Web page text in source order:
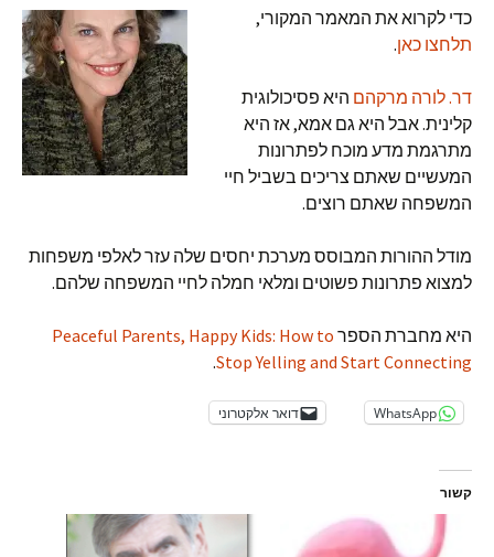
כדי לקרוא את המאמר המקורי,
תלחצו כאן.
דר. לורה מרקהם היא פסיכולוגית
קלינית. אבל היא גם אמא, אז היא
מתרגמת מדע מוכח לפתרונות
המעשיים שאתם צריכים בשביל חיי
המשפחה שאתם רוצים.
מודל ההורות המבוסס מערכת יחסים שלה עזר לאלפי משפחות
למצוא פתרונות פשוטים ומלאי חמלה לחיי המשפחה שלהם.
היא מחברת הספר Peaceful Parents, Happy Kids: How to
Stop Yelling and Start Connecting
.
WhatsApp דואר אלקטרוני
קשור